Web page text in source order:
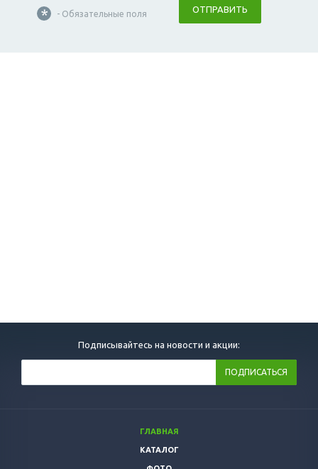
* - Обязательные поля ОТПРАВИТЬ
Подписывайтесь на новости и акции:
ГЛАВНАЯ
КАТАЛОГ